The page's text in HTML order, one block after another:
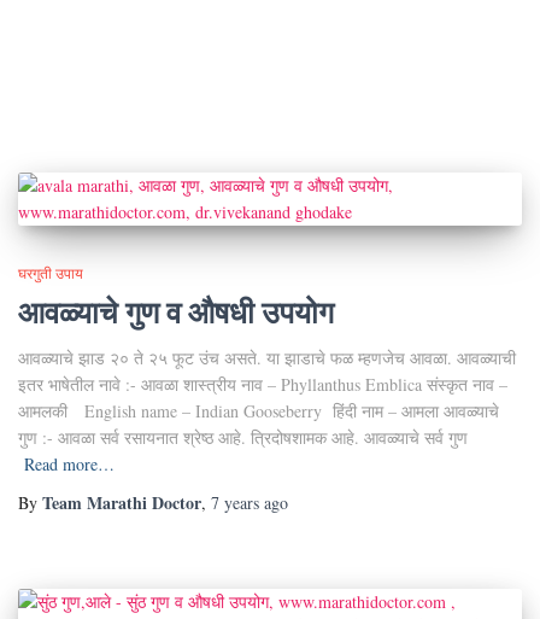
घरगुती उपाय
आवळ्याचे गुण व औषधी उपयोग
आवळ्याचे झाड २० ते २५ फूट उंच असते. या झाडाचे फळ म्हणजेच आवळा. आवळ्याची
इतर भाषेतील नावे :- आवळा शास्त्रीय नाव – Phyllanthus Emblica संस्कृत नाव –
आमलकी English name – Indian Gooseberry हिंदी नाम – आमला आवळ्याचे
गुण :- आवळा सर्व रसायनात श्रेष्ठ आहे. त्रिदोषशामक आहे. आवळ्याचे सर्व गुण
Read more…
By Team Marathi Doctor, 7 years ago